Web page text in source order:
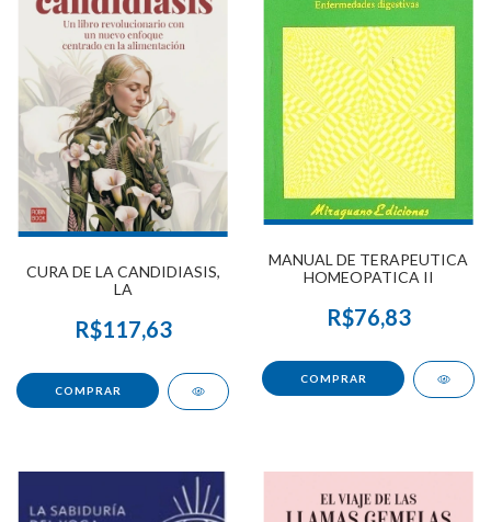
CURA DE LA CANDIDIASIS,
LA
R$117,63
MANUAL DE TERAPEUTICA
HOMEOPATICA II
R$76,83